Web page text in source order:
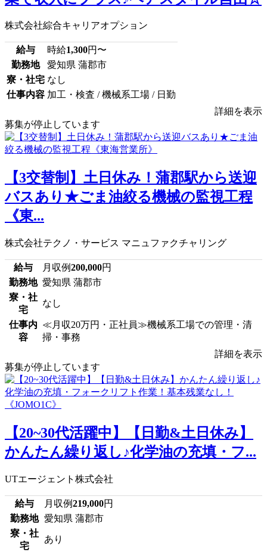
株式会社綜合キャリアオプション
給与 時給1,300円〜
勤務地
愛知県 蒲郡市
寮・社宅 なし
仕事内容 加工・検査 / 機械系工場 / 日勤
詳細を表示
募集が停止しています
【3交替制】土日休み！蒲郡駅から送迎
バスあり★ごま油絞る機械の監視工程
《東...
株式会社テクノ・サービス マニュファクチャリング
給与 月収例200,000円
勤務地 愛知県 蒲郡市
寮・社
宅
なし
仕事内
容
≪月収20万円・正社員≫機械系工場での管理・清
掃・事務
詳細を表示
募集が停止しています
【20~30代活躍中】【日勤&土日休み】
かんたん繰り返し♪化学油の充填・フ...
UTエージェント株式会社
給与 月収例219,000円
勤務地 愛知県 蒲郡市
寮・社
宅
あり